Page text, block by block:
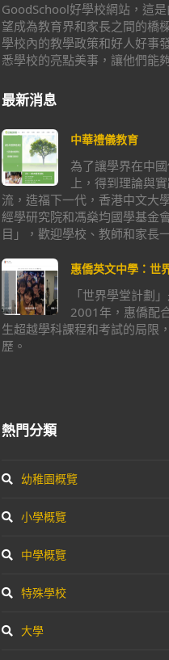
GoodSchool好學校網站，這
望成為教育界和家長之間的橋
學校內的教學政策和好人好事
悉學校的亮點美事，讓他們能
最新消息
中華禮儀教育
為了讓學界在中
上，得到理論與
流，造福下一代，香港中文大
經學研究院和馮燊均國學基金
目」，歡迎學校、教師和家長
惠僑英文中學：世
「世界學堂計劃
2001年，惠僑配
生超越學科課程和考試的局限
歷。
熱門分類
幼稚園概覽
小學概覽
中學概覽
特殊學校
大學